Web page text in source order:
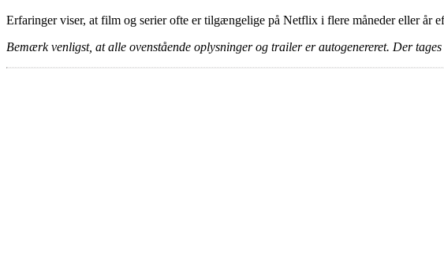
Erfaringer viser, at film og serier ofte er tilgængelige på Netflix i flere måneder eller år
Bemærk venligst, at alle ovenstående oplysninger og trailer er autogenereret. Der